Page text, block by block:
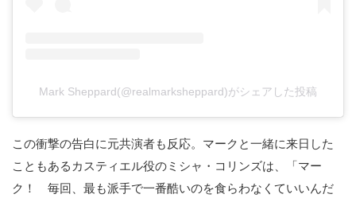
Mark Sheppard(@realmarksheppard)がシェアした投稿
この衝撃の告白に元共演者も反応。マークと一緒に来日した
こともあるカスティエル役のミシャ・コリンズは、「マー
ク！ 毎回、最も派手で一番酷いのを食らわなくていいんだ